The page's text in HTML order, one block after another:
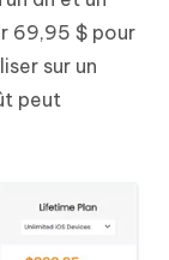
69,95 $ pour
sur un
peut